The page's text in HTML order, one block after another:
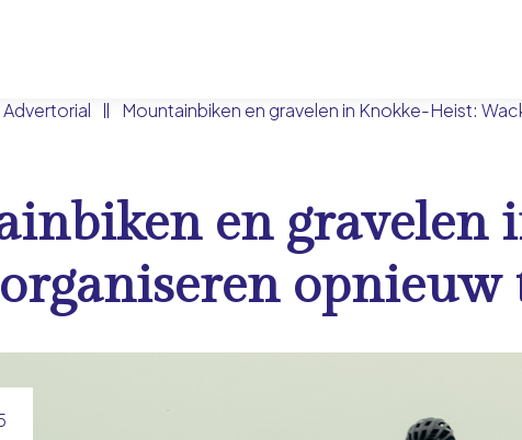
Advertorial Mountainbiken en gravelen in Knokke-Heist:
en gravelen
opnieuw